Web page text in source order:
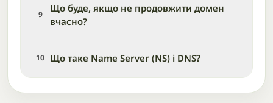
9
Що буде, якщо не продовжити домен
вчасно?
10 Що таке Name Server (NS) і DNS?